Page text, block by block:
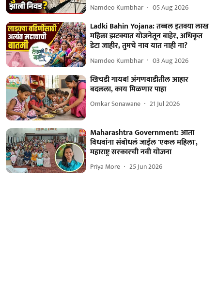
Namdeo Kumbhar 05 Aug 2026
Ladki Bahin Yojana: तब्बल इतक्या लाख
महिला झटक्यात योजनेतून बाहेर, अधिकृत
डेटा जाहीर, तुमचे नाव यात नाही ना?
Namdeo Kumbhar 03 Aug 2026
खिचडी गायब! अंगणवाडीतील आहार
बदलला, काय मिळणार पाहा
Omkar Sonawane 21 Jul 2026
Maharashtra Government: आता
विधवांना संबोधलं जाईल 'एकल महिला',
महाराष्ट्र सरकारची नवी योजना
Priya More 25 Jun 2026